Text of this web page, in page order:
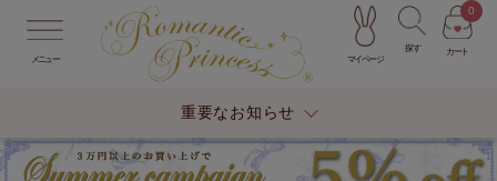
メニュー マイページ
探す カート
0
重要なお知らせ